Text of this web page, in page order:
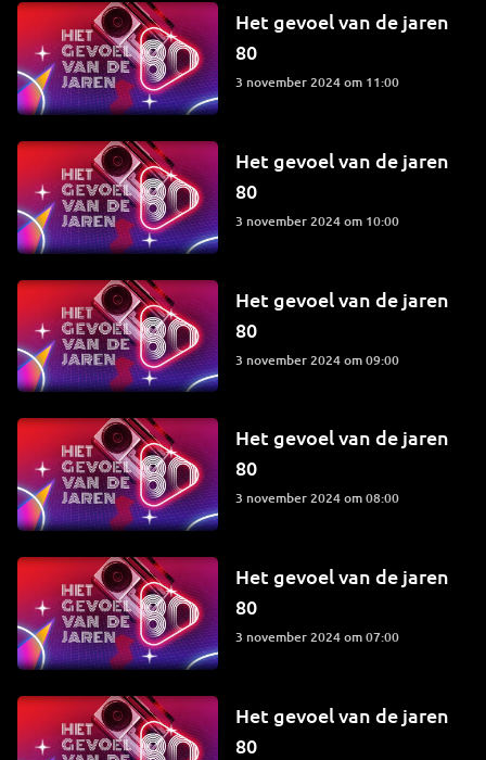
Het gevoel van de jaren
80
3 november 2024 om 11:00
Het gevoel van de jaren
80
3 november 2024 om 10:00
Het gevoel van de jaren
80
3 november 2024 om 09:00
Het gevoel van de jaren
80
3 november 2024 om 08:00
Het gevoel van de jaren
80
3 november 2024 om 07:00
Het gevoel van de jaren
80